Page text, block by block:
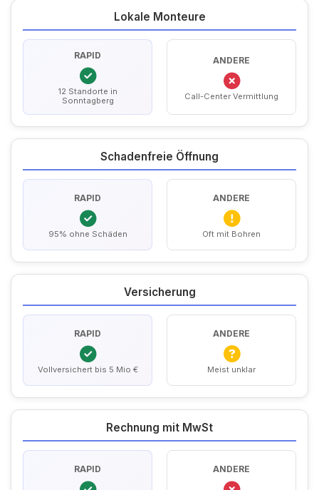
Lokale Monteure
RAPID
12 Standorte in
Sonntagberg
ANDERE
Call-Center Vermittlung
Schadenfreie Öffnung
RAPID
95% ohne Schäden
ANDERE
Oft mit Bohren
Versicherung
RAPID
Vollversichert bis 5 Mio €
ANDERE
Meist unklar
Rechnung mit MwSt
RAPID ANDERE